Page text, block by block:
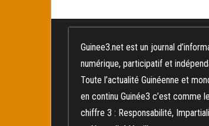
Guinee3.net est un journal
numérique, participatif et
Toute l’actualité Guinéenne et
en continu Guinée3 c’est comme le
chiffre 3 : Responsabilité,